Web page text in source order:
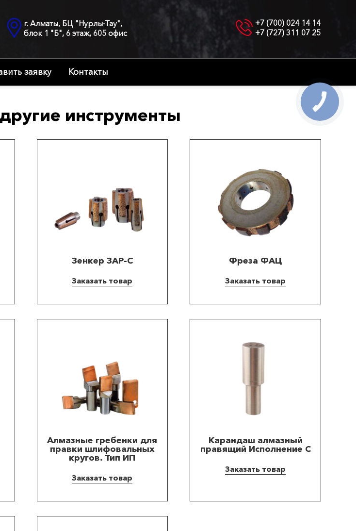
г. Алматы, БЦ "Нурлы-Тау",
блок 1 "Б", 6 этаж, 605 офис
+7 (700) 024 14 14
+7 (727) 311 07 25
заявку Контакты
инструменты
Зенкер ЗАР-С
Заказать товар
Фреза ФАЦ
Заказать товар
Алмазные гребенки для
правки шлифовальных
кругов. Тип ИП
Заказать товар
Карандаш алмазный
правящий Исполнение С
Заказать товар